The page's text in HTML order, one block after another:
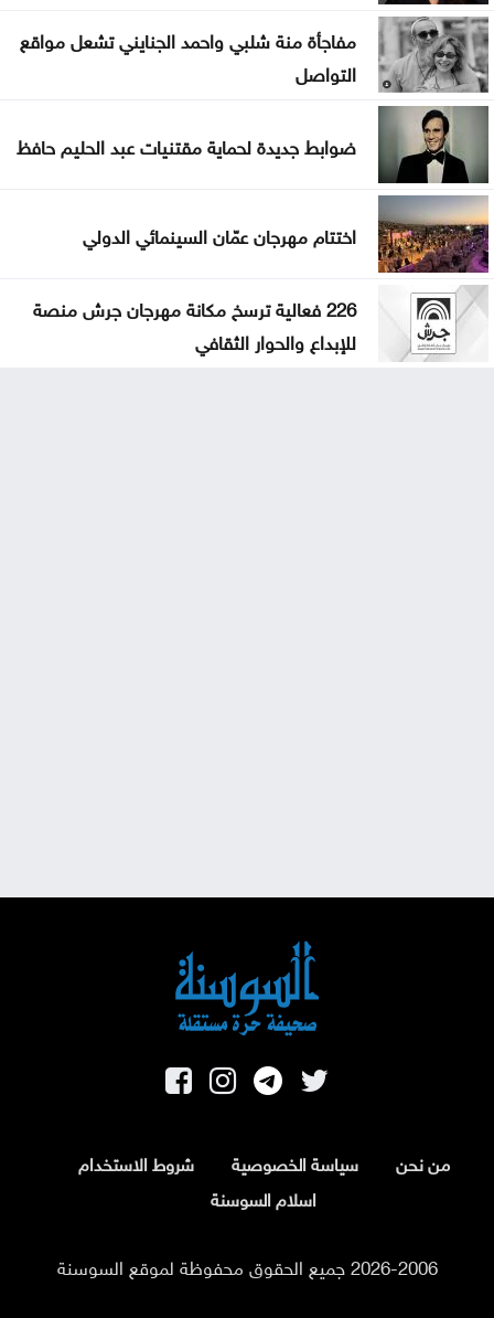
مفاجأة منة شلبي واحمد الجنايني تشعل مواقع
التواصل
ضوابط جديدة لحماية مقتنيات عبد الحليم حافظ
اختتام مهرجان عمّان السينمائي الدولي
226 فعالية ترسخ مكانة مهرجان جرش منصة
للإبداع والحوار الثقافي
من نحن سياسة الخصوصية
شروط الاستخدام
اسلام السوسنة
2026-2006 جميع الحقوق محفوظة لموقع السوسنة